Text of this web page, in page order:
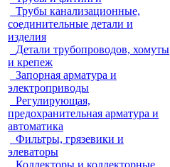
Трубы канализационные,
соединительные детали и
изделия
Детали трубопроводов, хомуты
и крепеж
Запорная арматура и
электроприводы
Регулирующая,
предохранительная арматура и
автоматика
Фильтры, грязевики и
элеваторы
Коллекторы и коллекторные